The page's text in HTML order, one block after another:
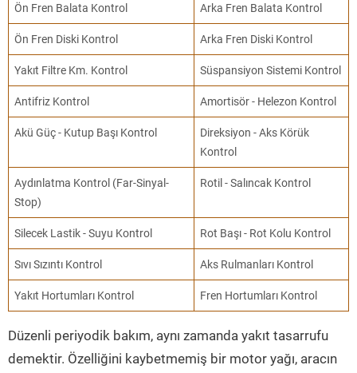
Ön Fren Balata Kontrol Arka Fren Balata Kontrol
Ön Fren Diski Kontrol Arka Fren Diski Kontrol
Yakıt Filtre Km. Kontrol Süspansiyon Sistemi Kontrol
Antifriz Kontrol Amortisör - Helezon Kontrol
Akü Güç - Kutup Başı Kontrol
Direksiyon - Aks Körük
Kontrol
Aydınlatma Kontrol (Far-Sinyal-
Stop)
Rotil - Salıncak Kontrol
Silecek Lastik - Suyu Kontrol Rot Başı - Rot Kolu Kontrol
Sıvı Sızıntı Kontrol Aks Rulmanları Kontrol
Yakıt Hortumları Kontrol Fren Hortumları Kontrol
Düzenli periyodik bakım, aynı zamanda yakıt tasarrufu
demektir. Özelliğini kaybetmemiş bir motor yağı, aracın